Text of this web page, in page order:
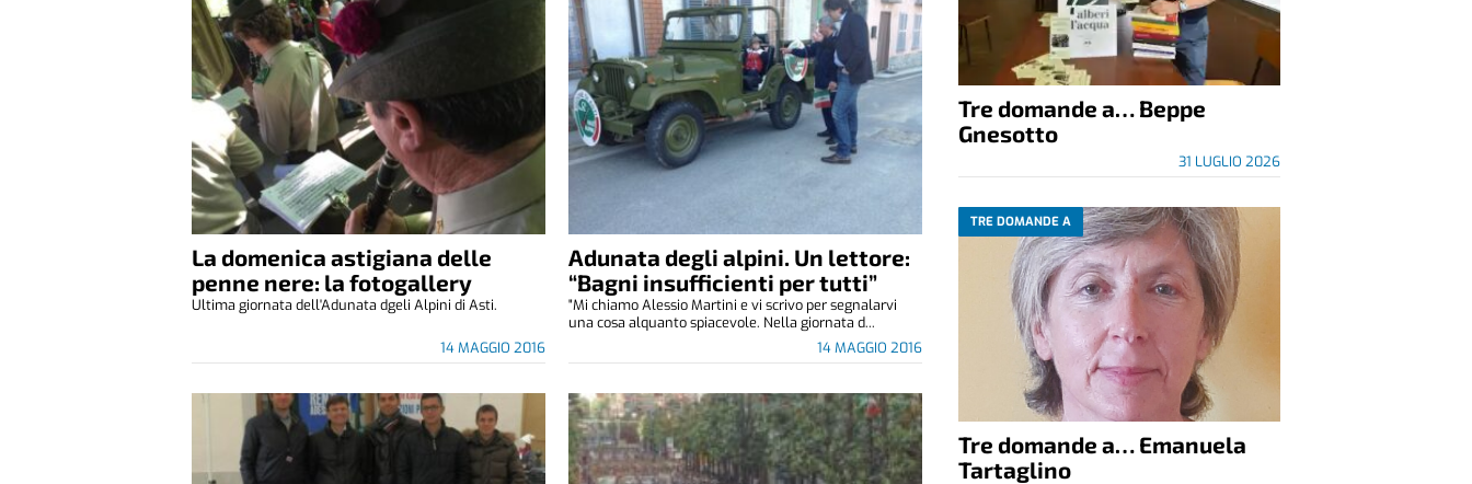
La domenica astigiana delle
penne nere: la fotogallery
14 MAGGIO 2016
Ultima giornata dell'Adunata dgeli Alpini di Asti.
Adunata degli alpini. Un lettore:
“Bagni insufficienti per tutti”
14 MAGGIO 2016
"Mi chiamo Alessio Martini e vi scrivo per segnalarvi
una cosa alquanto spiacevole. Nella giornata d...
Tre domande a… Beppe
Gnesotto
31 LUGLIO 2026
TRE DOMANDE A
Tre domande a… Emanuela
Tartaglino